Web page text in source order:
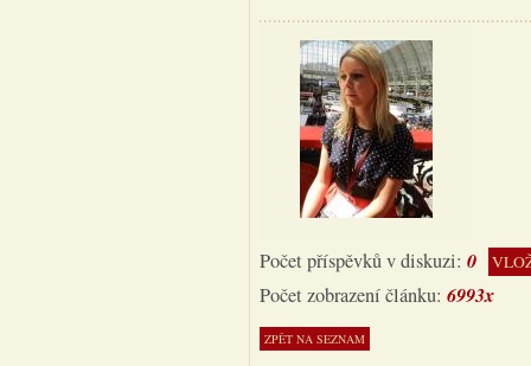
Počet příspěvků v diskuzi: 0
Počet zobrazení článku: 6993x